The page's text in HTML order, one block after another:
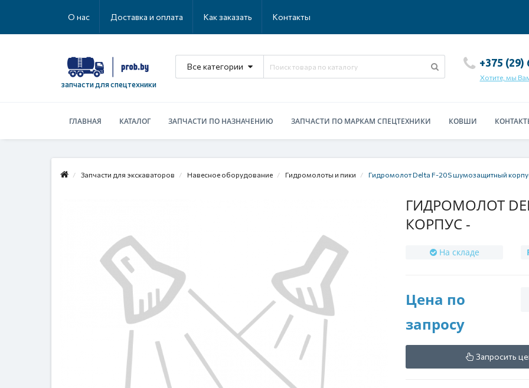
О нас Доставка и оплата Как заказать Контакты
запчасти для спецтехники
Все категории +375 (29)
Хотите, мы
ГЛАВНАЯ КАТАЛОГ ЗАПЧАСТИ ПО НАЗНАЧЕНИЮ ЗАПЧАСТИ ПО МАРКАМ СПЕЦТЕХНИКИ КОВШИ
Запчасти для экскаваторов Навесное оборудование Гидромолоты и пики Гидромолот Delta F-20S шумозащитный
ГИДРОМОЛОТ
КОРПУС -
На складе
Цена по
запросу
Запросить